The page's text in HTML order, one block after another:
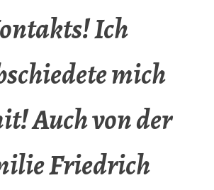
Ich
mich
Auch von der
Friedrich